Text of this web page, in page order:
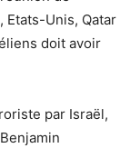
Etats-Unis, Qatar
doit avoir
par Israël,